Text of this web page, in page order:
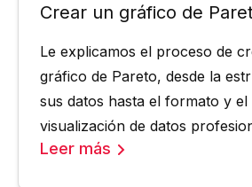
Crear un gráfico de
Le explicamos el proceso de
gráfico de Pareto, desde la
sus datos hasta el formato y el
visualización de datos
Leer más